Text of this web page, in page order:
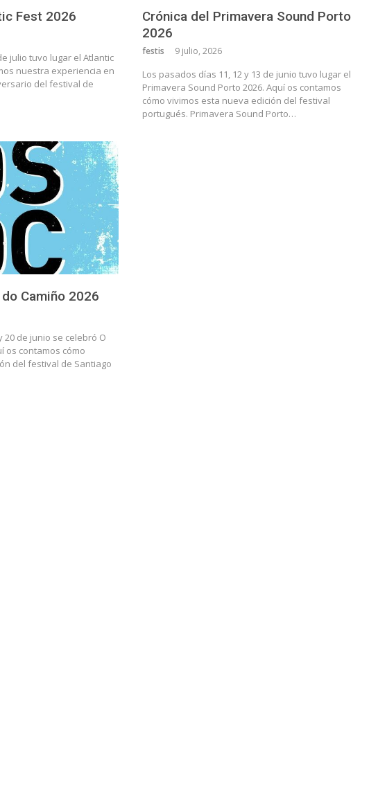
Fest 2026
julio tuvo lugar el Atlantic
nuestra experiencia en
del festival de
Crónica del Primavera Sound Porto
2026
festis 9 julio, 2026
Los pasados días 11, 12 y 13 de junio tuvo lugar el
Primavera Sound Porto 2026. Aquí os contamos
cómo vivimos esta nueva edición del festival
portugués. Primavera Sound Porto…
Camiño 2026
20 de junio se celebró O
os contamos cómo
del festival de Santiago